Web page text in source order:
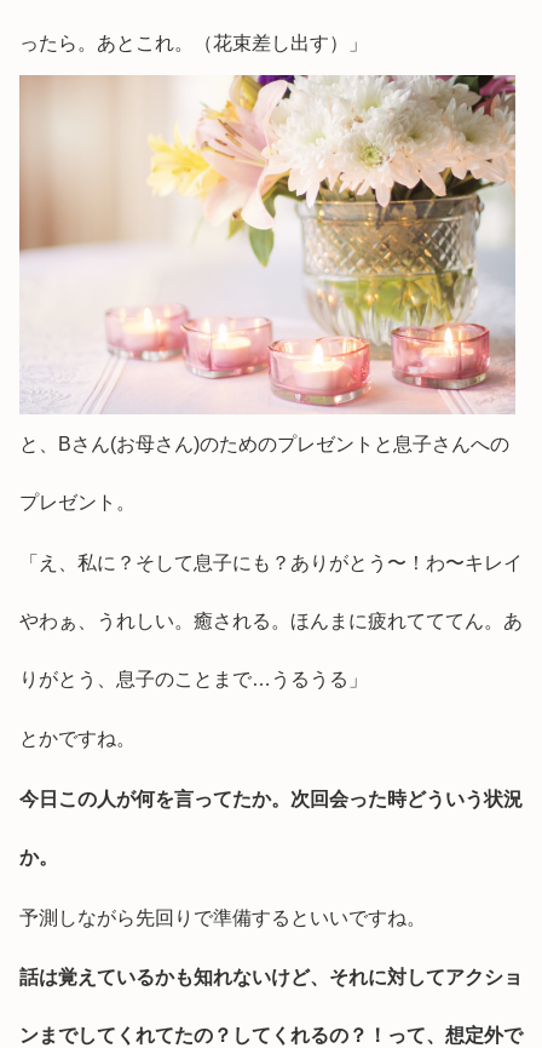
ったら。あとこれ。（花束差し出す）」
と、Bさん(お母さん)のためのプレゼントと息子さんへの
プレゼント。
「え、私に？そして息子にも？ありがとう〜！わ〜キレイ
やわぁ、うれしい。癒される。ほんまに疲れてててん。あ
りがとう、息子のことまで…うるうる」
とかですね。
今日この人が何を言ってたか。次回会った時どういう状況
か。
予測しながら先回りで準備するといいですね。
話は覚えているかも知れないけど、それに対してアクショ
ンまでしてくれてたの？してくれるの？！って、想定外で